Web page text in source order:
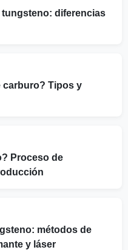
diferencias
carburo? Tipos y
Proceso de
métodos de
y láser